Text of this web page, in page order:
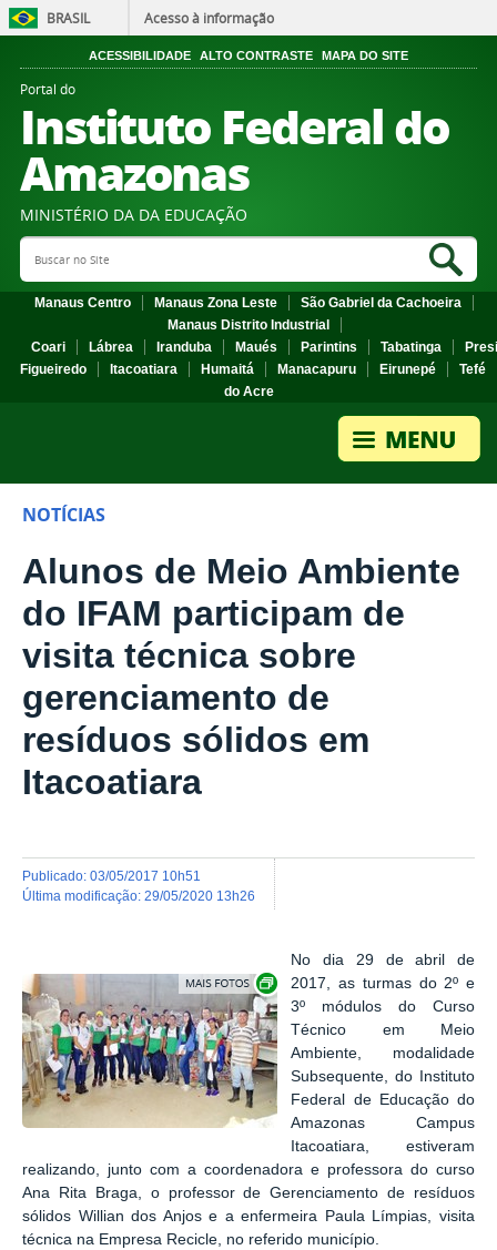
BRASIL Acesso à informação
ACESSIBILIDADE ALTO CONTRASTE MAPA DO SITE
Portal do
Instituto Federal do
Amazonas
MINISTÉRIO DA DA EDUCAÇÃO
Search Site
Manaus Centro Manaus Zona Leste
São Gabriel da Cachoeira
Manaus Distrito Industrial
Coari
Lábrea Iranduba Maués Parintins Tabatinga
Figueiredo
Itacoatiara Humaitá Manacapuru Eirunepé
Tefé
do Acre
NOTÍCIAS
Alunos de Meio Ambiente
do IFAM participam de
visita técnica sobre
gerenciamento de
resíduos sólidos em
Itacoatiara
publicado: 03/05/2017 10h51
última modificação: 29/05/2020 13h26
Show image carousel
No dia 29 de abril de
2017, as turmas do 2º e
3º módulos do Curso
Técnico em Meio
Ambiente, modalidade
Subsequente, do Instituto
Federal de Educação do
Amazonas Campus
Itacoatiara, estiveram
realizando, junto com a coordenadora e professora do curso
Ana Rita Braga, o professor de Gerenciamento de resíduos
sólidos Willian dos Anjos e a enfermeira Paula Límpias, visita
técnica na Empresa Recicle, no referido município.